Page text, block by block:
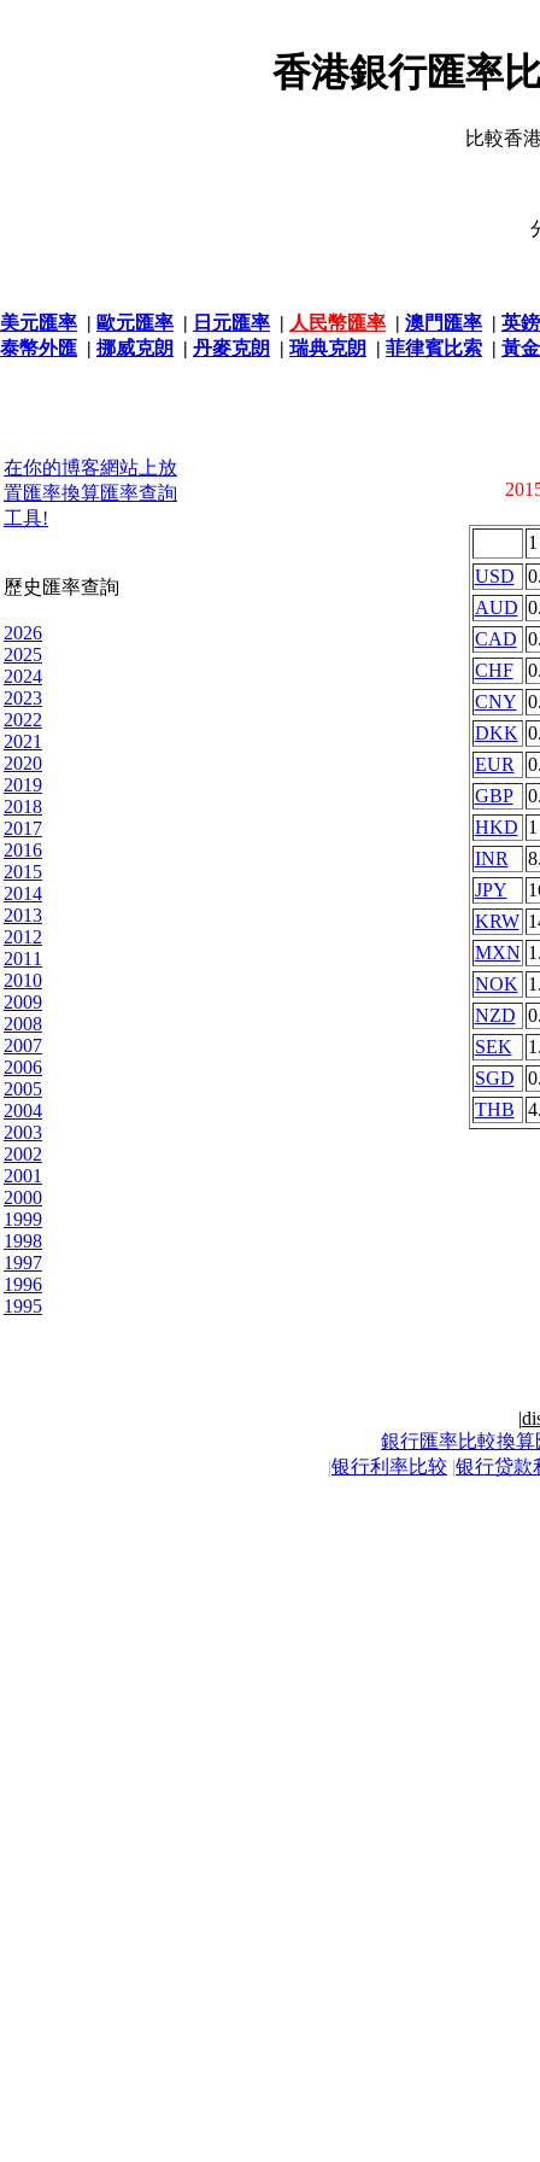
香港銀行匯率
比較香
美元匯率 | 歐元匯率 | 日元匯率 | 人民幣匯率 | 澳門匯率 | 英
泰幣外匯 | 挪威克朗 | 丹麥克朗 | 瑞典克朗 | 菲律賓比索 | 黃
在你的博客網站上放
置匯率換算匯率查詢
工具!
歷史匯率查詢
2026
2025
2024
2023
2022
2021
2020
2019
2018
2017
2016
2015
2014
2013
2012
2011
2010
2009
2008
2007
2006
2005
2004
2003
2002
2001
2000
1999
1998
1997
1996
1995
USD
AUD
CAD
CHF
CNY
DKK
EUR
GBP
HKD 1
INR
JPY
KRW
MXN
NOK
NZD
SEK
SGD
THB
|
銀行匯率比較換算
|银行利率比较 |银行贷款